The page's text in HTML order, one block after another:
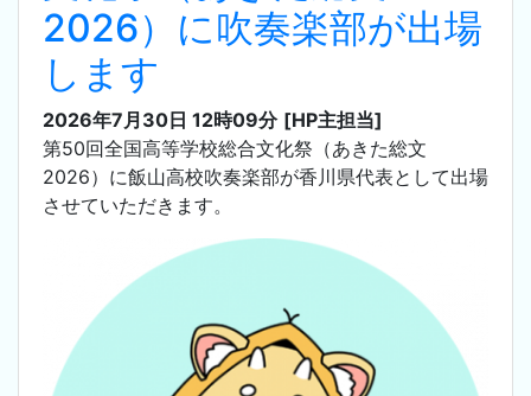
2026）に吹奏楽部が出場
します
2026年7月30日 12時09分 [HP主担当]
第50回全国高等学校総合文化祭（あきた総文
2026）に飯山高校吹奏楽部が香川県代表として出場
させていただきます。